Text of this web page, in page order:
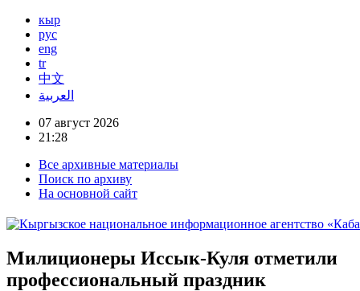
кыр
рус
eng
tr
中文
العربية
07 август 2026
21:28
Все архивные материалы
Поиск по архиву
На основной сайт
Милиционеры Иссык-Куля отметили
профессиональный праздник